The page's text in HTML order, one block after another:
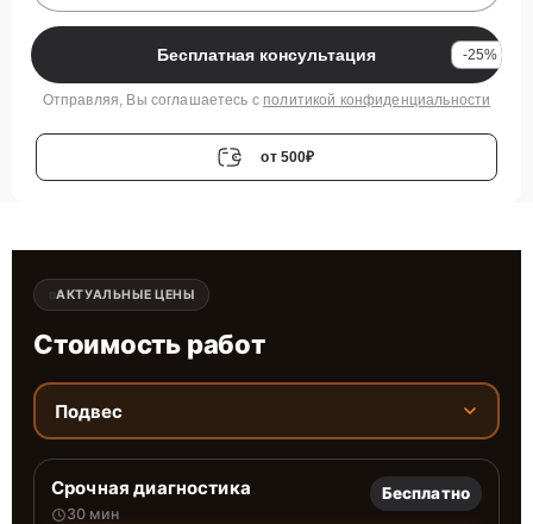
Бесплатная консультация -25%
Отправляя, Вы соглашаетесь с политикой конфиденциальности
от 500₽
АКТУАЛЬНЫЕ ЦЕНЫ
Стоимость работ
Подвес
Срочная диагностика
30 мин
Бесплатно